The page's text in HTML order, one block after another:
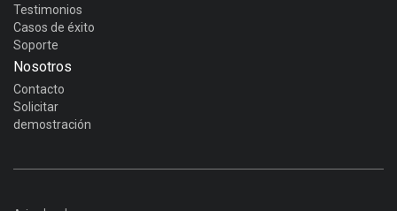
Testimonios
Casos de éxito
Soporte
Nosotros
Contacto
Solicitar
demostración